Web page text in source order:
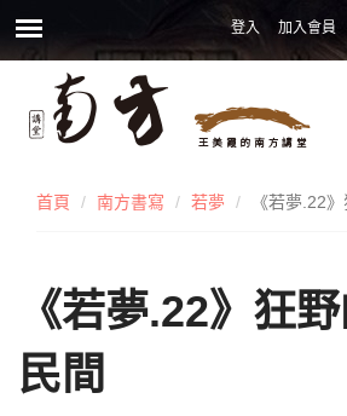
登入 加入會員
首頁 南方書寫 若夢 《若夢.22
《若夢.22》狂
民間